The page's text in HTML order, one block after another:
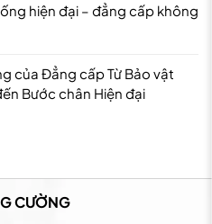
hiện đại – đẳng cấp không
của Đẳng cấp Từ Bảo vật
Bước chân Hiện đại
CƯỜNG